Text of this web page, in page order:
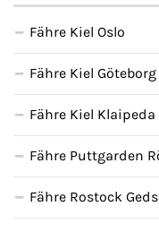
Fähre Kiel Oslo
Fähre Kiel Göteborg
Fähre Kiel Klaipeda
Fähre Puttgarden
Fähre Rostock